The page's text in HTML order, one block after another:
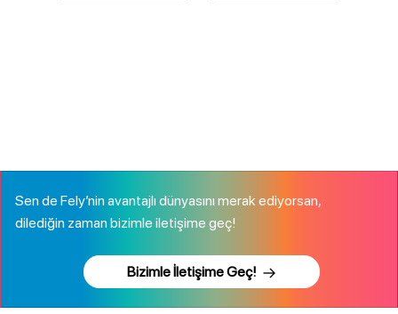
Sen de Fely’nin avantajlı dünyasını merak ediyorsan,
dilediğin zaman bizimle iletişime geç!
Bizimle İletişime Geç!